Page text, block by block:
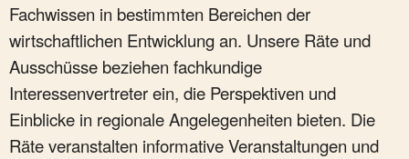
Fachwissen in bestimmten Bereichen der
wirtschaftlichen Entwicklung an. Unsere Räte und
Ausschüsse beziehen fachkundige
Interessenvertreter ein, die Perspektiven und
Einblicke in regionale Angelegenheiten bieten. Die
Räte veranstalten informative Veranstaltungen und